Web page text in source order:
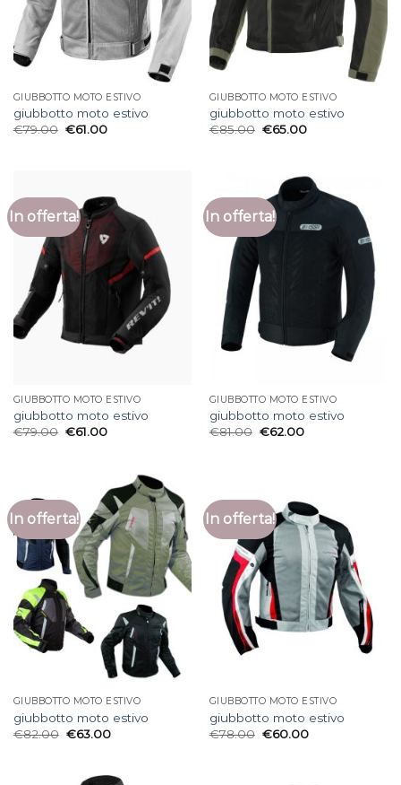
GIUBBOTTO MOTO ESTIVO
giubbotto moto estivo
€79.00 €61.00
GIUBBOTTO MOTO ESTIVO
giubbotto moto estivo
€85.00 €65.00
In offerta!
GIUBBOTTO MOTO ESTIVO
giubbotto moto estivo
€79.00 €61.00
In offerta!
GIUBBOTTO MOTO ESTIVO
giubbotto moto estivo
€81.00 €62.00
In offerta!
GIUBBOTTO MOTO ESTIVO
giubbotto moto estivo
€82.00 €63.00
In offerta!
GIUBBOTTO MOTO ESTIVO
giubbotto moto estivo
€78.00 €60.00